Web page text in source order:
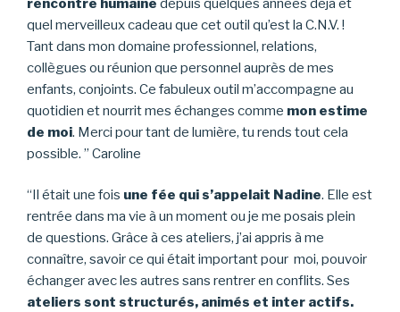
rencontre humaine depuis quelques années déjà et
quel merveilleux cadeau que cet outil qu’est la C.N.V. !
Tant dans mon domaine professionnel, relations,
collègues ou réunion que personnel auprès de mes
enfants, conjoints. Ce fabuleux outil m’accompagne au
quotidien et nourrit mes échanges comme mon estime
de moi. Merci pour tant de lumière, tu rends tout cela
possible. ” Caroline
“Il était une fois une fée qui s’appelait Nadine. Elle est
rentrée dans ma vie à un moment ou je me posais plein
de questions. Grâce à ces ateliers, j’ai appris à me
connaître, savoir ce qui était important pour moi, pouvoir
échanger avec les autres sans rentrer en conflits. Ses
ateliers sont structurés, animés et inter actifs.